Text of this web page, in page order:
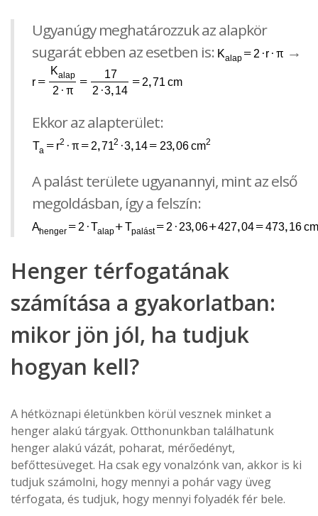
Ugyanúgy meghatározzuk az alapkör
sugarát ebben az esetben is:
→
Ekkor az alapterület:
A palást területe ugyanannyi, mint az első
megoldásban, így a felszín:
Henger térfogatának
számítása a gyakorlatban:
mikor jön jól, ha tudjuk
hogyan kell?
A hétköznapi életünkben körül vesznek minket a
henger alakú tárgyak. Otthonunkban találhatunk
henger alakú vázát, poharat, mérőedényt,
befőttesüveget. Ha csak egy vonalzónk van, akkor is ki
tudjuk számolni, hogy mennyi a pohár vagy üveg
térfogata, és tudjuk, hogy mennyi folyadék fér bele.